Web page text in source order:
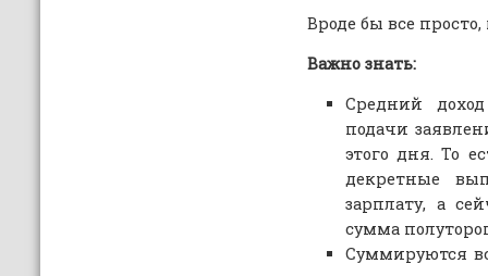
Вроде бы все
Важно знать:
Средний
подачи
этого дня. То
декретные
зарплату, а
сумма
Суммируются